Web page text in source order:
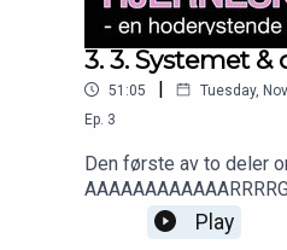
3. 3. Systemet &
51:05 | Tuesday,
Ep. 3
Den første av to deler
Play